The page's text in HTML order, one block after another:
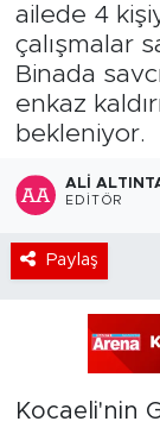
ailede 4
çalışmalar
Binada
enkaz
bekleniyor.
ALI
EDITÖR
Paylaş
Kocaeli'nin
Haber